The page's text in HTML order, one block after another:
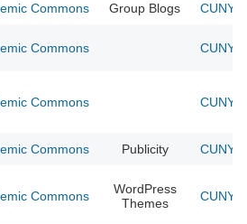
Commons Group Blogs CUNY
Commons CUNY
Commons CUNY
Commons Publicity CUNY
Commons
WordPress
Themes
CUNY